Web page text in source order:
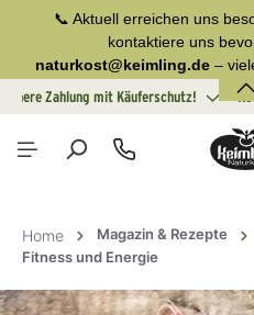
springen
📞 Aktuell erreichen uns
kontaktiere uns
naturkost@keimling.de–
Sichere Zahlung mit Käuferschutz!
Home Magazin & Rezepte
Fitness und Energie